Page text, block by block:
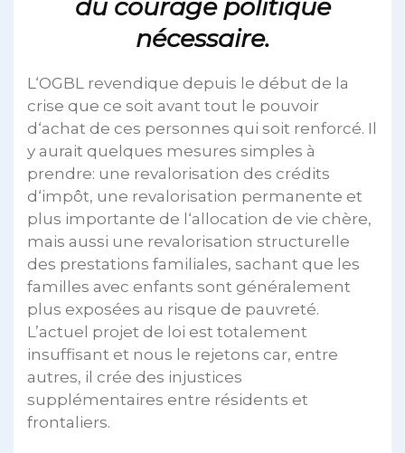
du courage politique
nécessaire.
L‘OGBL revendique depuis le début de la
crise que ce soit avant tout le pouvoir
d‘achat de ces personnes qui soit renforcé. Il
y aurait quelques mesures simples à
prendre: une revalorisation des crédits
d‘impôt, une revalorisation permanente et
plus importante de l‘allocation de vie chère,
mais aussi une revalorisation structurelle
des prestations familiales, sachant que les
familles avec enfants sont généralement
plus exposées au risque de pauvreté.
L’actuel projet de loi est totalement
insuffisant et nous le rejetons car, entre
autres, il crée des injustices
supplémentaires entre résidents et
frontaliers.